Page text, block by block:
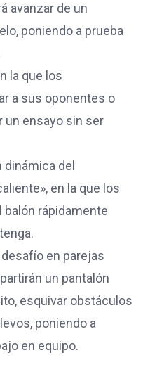
avanzar de un
poniendo a prueba
la que los
a sus oponentes o
un ensayo sin ser
dinámica del
en la que los
balón rápidamente
en parejas
un pantalón
esquivar obstáculos
poniendo a
en equipo.